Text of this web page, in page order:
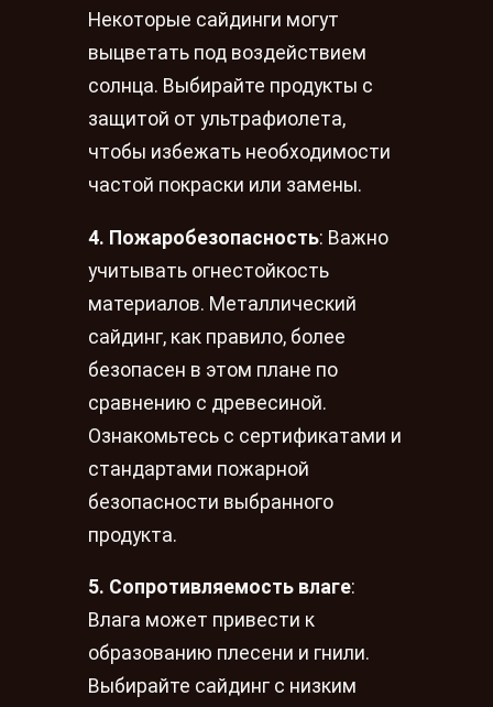
Некоторые сайдинги могут
выцветать под воздействием
солнца. Выбирайте продукты с
защитой от ультрафиолета,
чтобы избежать необходимости
частой покраски или замены.
4. Пожаробезопасность: Важно
учитывать огнестойкость
материалов. Металлический
сайдинг, как правило, более
безопасен в этом плане по
сравнению с древесиной.
Ознакомьтесь с сертификатами и
стандартами пожарной
безопасности выбранного
продукта.
5. Сопротивляемость влаге:
Влага может привести к
образованию плесени и гнили.
Выбирайте сайдинг с низким